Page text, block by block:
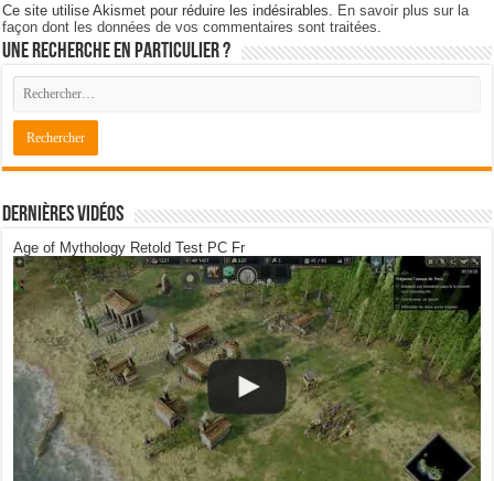
Ce site utilise Akismet pour réduire les indésirables. En savoir plus sur la
façon dont les données de vos commentaires sont traitées
Une recherche en particulier ?
Dernières Vidéos
Age of Mythology Retold Test PC Fr